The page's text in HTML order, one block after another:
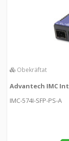
5
Obekräftat
Advantech IMC
IMC-574I-SFP-PS-A